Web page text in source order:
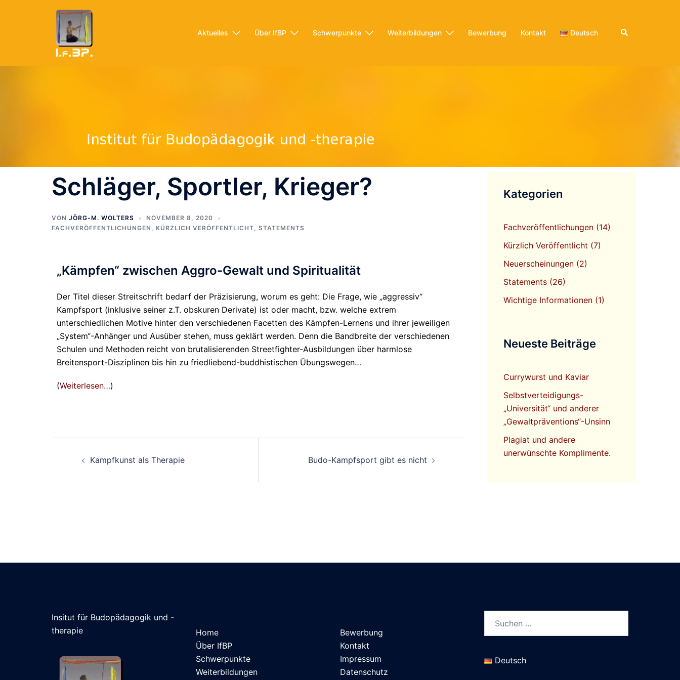
Aktuelles Über IfBP Schwerpunkte Weiterbildungen Bewerbung Kontakt Deutsch
Schläger, Sportler, Krieger?
VON JÖRG-M. WOLTERS
NOVEMBER 8, 2020
FACHVERÖFFENTLICHUNGEN
KÜRZLICH VERÖFFENTLICHT STATEMENTS
„Kämpfen“ zwischen Aggro-Gewalt und Spiritualität
Der Titel dieser Streitschrift bedarf der Präzisierung, worum es geht: Die Frage, wie „aggressiv“
Kampfsport (inklusive seiner z.T. obskuren Derivate) ist oder macht, bzw. welche extrem
unterschiedlichen Motive hinter den verschiedenen Facetten des Kämpfen-Lernens und ihrer jeweiligen
„System“-Anhänger und Ausüber stehen, muss geklärt werden. Denn die Bandbreite der verschiedenen
Schulen und Methoden reicht von brutalisierenden Streetfighter-Ausbildungen über harmlose
Breitensport-Disziplinen bis hin zu friedliebend-buddhistischen Übungswegen…
(Weiterlesen…)
Kampfkunst als Therapie Budo-Kampfsport gibt es nicht
Kategorien
Fachveröffentlichungen(14)
Kürzlich Veröffentlicht (7)
Neuerscheinungen(2)
Statements(26)
Wichtige Informationen(1)
Neueste Beiträge
Currywurst und Kaviar
Selbstverteidigungs-
„Universität“ und anderer
„Gewaltpräventions“-Unsinn
Plagiat und andere
unerwünschte Komplimente.
Insitut für Budopädagogik und -
therapie
Home
Über IfBP
Schwerpunkte
Weiterbildungen
Bewerbung
Kontakt
Impressum
Datenschutz
Deutsch